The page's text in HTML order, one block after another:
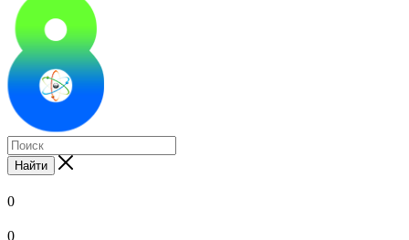
Найти
0
0